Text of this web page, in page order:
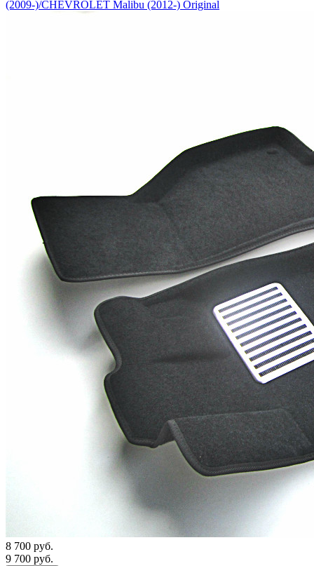
(2009-)/CHEVROLET Malibu (2012-) Original
8 700 руб.
9 700 руб.